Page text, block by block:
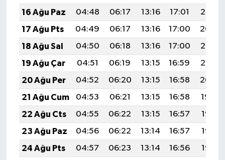
16 Ağu Paz
04:48 06:17 13:16 17:01
20:05
17 Ağu Pts
04:49 06:17 13:16 17:00
20:04
18 Ağu Sal
04:50 06:18 13:16 17:00
20:03
19 Ağu Çar
04:51 06:19 13:15 16:59
20:02
20 Ağu Per
04:52 06:20 13:15 16:58
20:00
21 Ağu Cum
04:53 06:21 13:15 16:58
19:59
22 Ağu Cts
04:55 06:22 13:15 16:57
19:58
23 Ağu Paz
04:56 06:22 13:14 16:57
19:56
24 Ağu Pts
04:57 06:23 13:14 16:56
19:55